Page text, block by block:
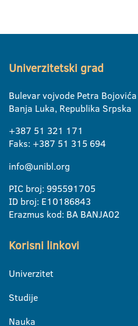
Univerzitetski grad
Bulevar vojvode Petra Bojovića
Banja Luka, Republika Srpska
+387 51 321 171
Faks: +387 51 315 694
info@unibl.org
PIC broj: 995591705
ID broj: E10186843
Erazmus kod: BA BANJA02
Korisni linkovi
Univerzitet
Studije
Nauka